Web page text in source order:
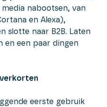
media nabootsen, van
en Alexa),
slotte naar B2B. Laten
en een paar dingen
eerste gebruik